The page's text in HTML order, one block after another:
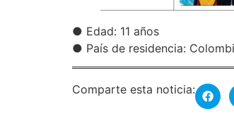
● Edad: 11 años
● País de residencia:
Comparte esta noticia: